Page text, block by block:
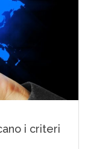
i criteri